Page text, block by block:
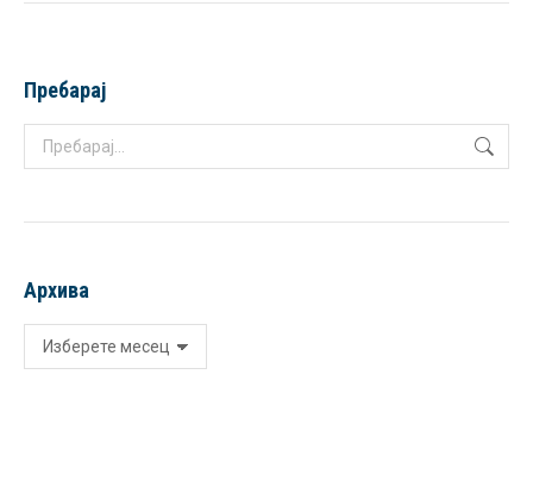
Пребарај
Search:
Архива
Архива